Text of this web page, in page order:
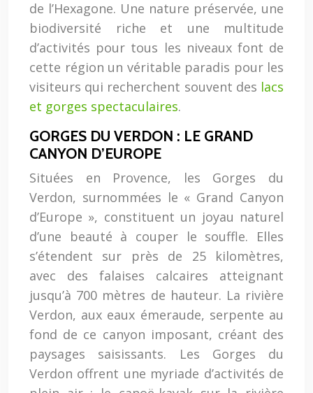
de l’Hexagone. Une nature préservée, une
biodiversité riche et une multitude
d’activités pour tous les niveaux font de
cette région un véritable paradis pour les
visiteurs qui recherchent souvent des lacs
et gorges spectaculaires.
GORGES DU VERDON : LE GRAND
CANYON D’EUROPE
Situées en Provence, les Gorges du
Verdon, surnommées le « Grand Canyon
d’Europe », constituent un joyau naturel
d’une beauté à couper le souffle. Elles
s’étendent sur près de 25 kilomètres,
avec des falaises calcaires atteignant
jusqu’à 700 mètres de hauteur. La rivière
Verdon, aux eaux émeraude, serpente au
fond de ce canyon imposant, créant des
paysages saisissants. Les Gorges du
Verdon offrent une myriade d’activités de